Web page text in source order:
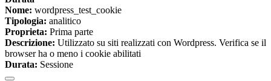
Nome: wordpress_test_cookie
Tipologia: analitico
Proprieta: Prima parte
Descrizione: Utilizzato su siti realizzati con Wordpress. Verifica se il
browser ha o meno i cookie abilitati
Durata: Sessione